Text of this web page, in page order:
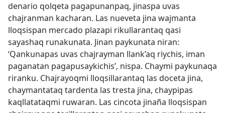
denario qolqeta pagapunanpaq, jinaspa uvas
chajranman kacharan. Las nueveta jina wajmanta
lloqsispan mercado plazapi rikullarantaq qasi
sayashaq runakunata. Jinan paykunata niran:
‘Qankunapas uvas chajrayman llank’aq riychis, iman
paganatan pagapusaykichis’, nispa. Chaymi paykunaqa
riranku. Chajrayoqmi lloqsillarantaq las doceta jina,
chaymantataq tardenta las tresta jina, chaypipas
kaqllatataqmi ruwaran. Las cincota jinaña lloqsispan